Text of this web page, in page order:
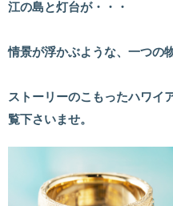
江の島と灯台が・・・
情景が浮かぶような、一つの
ストーリーのこもったハワイ
覧下さいませ。